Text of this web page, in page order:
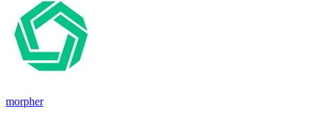
morpher